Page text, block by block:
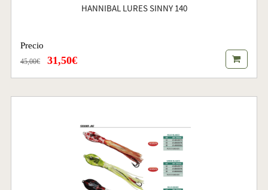
HANNIBAL LURES SINNY 140
Precio
45,00€ 31,50€